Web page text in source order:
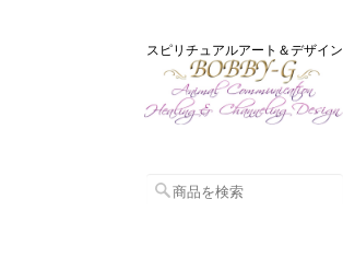
スピリチュアルアート＆デザイン